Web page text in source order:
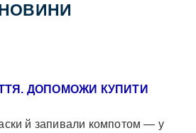
ДОПОМОЖИ КУПИТИ
й запивали компотом — у